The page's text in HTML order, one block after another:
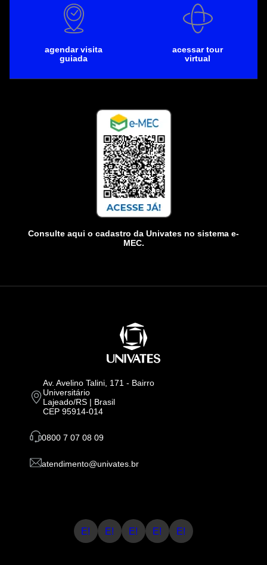
agendar visita
guiada
acessar tour
virtual
Consulte aqui o cadastro da Univates no sistema e-
MEC.
Av. Avelino Talini, 171 - Bairro
Universitário
Lajeado/RS | Brasil
CEP 95914-014
0800 7 07 08 09
atendimento@univates.br
E! E! E! E! E!